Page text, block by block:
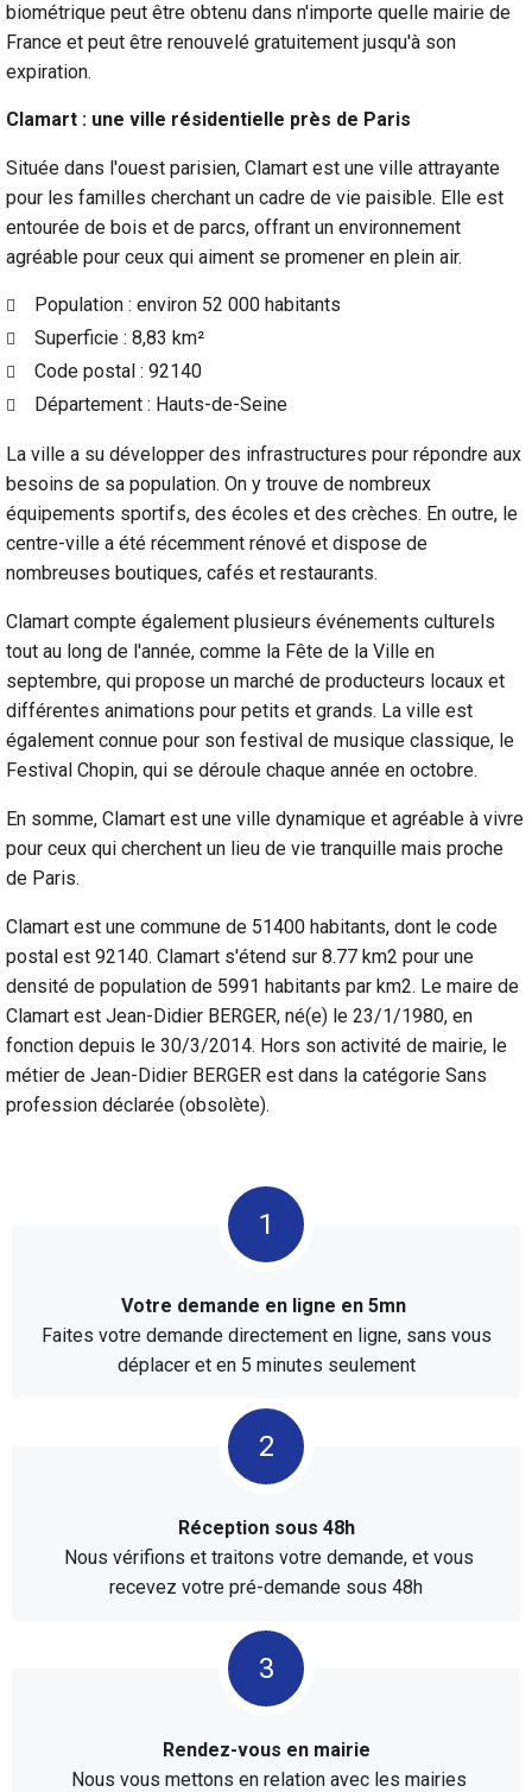
biométrique peut être obtenu dans n'importe quelle mairie de
France et peut être renouvelé gratuitement jusqu'à son
expiration.
Clamart : une ville résidentielle près de Paris
Située dans l'ouest parisien, Clamart est une ville attrayante
pour les familles cherchant un cadre de vie paisible. Elle est
entourée de bois et de parcs, offrant un environnement
agréable pour ceux qui aiment se promener en plein air.
Population : environ 52 000 habitants
Superficie : 8,83 km²
Code postal : 92140
Département : Hauts-de-Seine
La ville a su développer des infrastructures pour répondre aux
besoins de sa population. On y trouve de nombreux
équipements sportifs, des écoles et des crèches. En outre, le
centre-ville a été récemment rénové et dispose de
nombreuses boutiques, cafés et restaurants.
Clamart compte également plusieurs événements culturels
tout au long de l'année, comme la Fête de la Ville en
septembre, qui propose un marché de producteurs locaux et
différentes animations pour petits et grands. La ville est
également connue pour son festival de musique classique, le
Festival Chopin, qui se déroule chaque année en octobre.
En somme, Clamart est une ville dynamique et agréable à vivre
pour ceux qui cherchent un lieu de vie tranquille mais proche
de Paris.
Clamart est une commune de 51400 habitants, dont le code
postal est 92140. Clamart s'étend sur 8.77 km2 pour une
densité de population de 5991 habitants par km2. Le maire de
Clamart est Jean-Didier BERGER, né(e) le 23/1/1980, en
fonction depuis le 30/3/2014. Hors son activité de mairie, le
métier de Jean-Didier BERGER est dans la catégorie Sans
profession déclarée (obsolète).
Votre demande en ligne en 5mn
Faites votre demande directement en ligne, sans vous
déplacer et en 5 minutes seulement
Réception sous 48h
Nous vérifions et traitons votre demande, et vous
recevez votre pré-demande sous 48h
Rendez-vous en mairie
Nous vous mettons en relation avec les mairies